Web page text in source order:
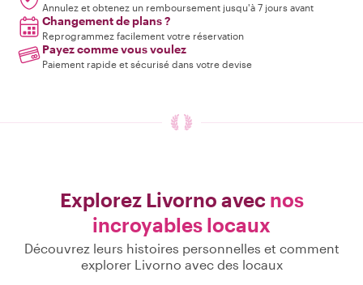
Annulez et obtenez un remboursement jusqu'à 7 jours avant
Changement de plans ?
Reprogrammez facilement votre réservation
Payez comme vous voulez
Paiement rapide et sécurisé dans votre devise
Explorez Livorno avec nos
incroyables locaux
Découvrez leurs histoires personnelles et comment
explorer Livorno avec des locaux